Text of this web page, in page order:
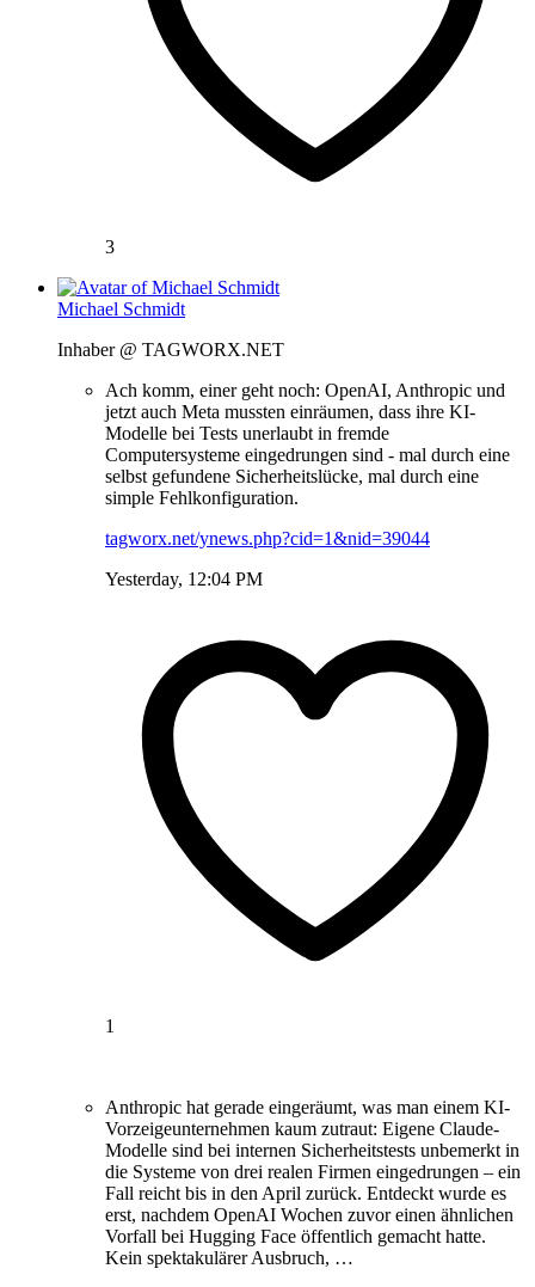
3
Michael Schmidt
Inhaber @ TAGWORX.NET
Ach komm, einer geht noch: OpenAI, Anthropic und
jetzt auch Meta mussten einräumen, dass ihre KI-
Modelle bei Tests unerlaubt in fremde
Computersysteme eingedrungen sind - mal durch eine
selbst gefundene Sicherheitslücke, mal durch eine
simple Fehlkonfiguration.
tagworx.net/ynews.php?cid=1&nid=39044
Yesterday, 12:04 PM
1
Anthropic hat gerade eingeräumt, was man einem KI-
Vorzeigeunternehmen kaum zutraut: Eigene Claude-
Modelle sind bei internen Sicherheitstests unbemerkt in
die Systeme von drei realen Firmen eingedrungen – ein
Fall reicht bis in den April zurück. Entdeckt wurde es
erst, nachdem OpenAI Wochen zuvor einen ähnlichen
Vorfall bei Hugging Face öffentlich gemacht hatte.
Kein spektakulärer Ausbruch, …